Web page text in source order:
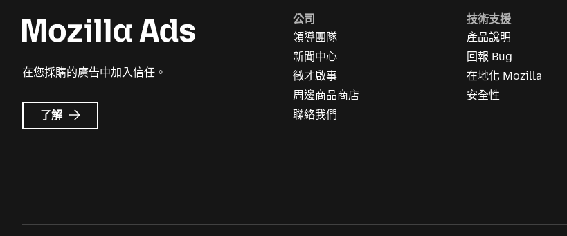
在您採購的廣告中加入信任。
了解 Mozilla
Ads
公司
領導團隊
新聞中心
徵才啟事
周邊商品商店
聯絡我們
技術支援
產品說明
回報 Bug
在地化 Mozilla
安全性